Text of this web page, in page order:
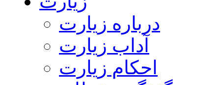
درباره زیارت
آداب زیارت
احکام زیارت